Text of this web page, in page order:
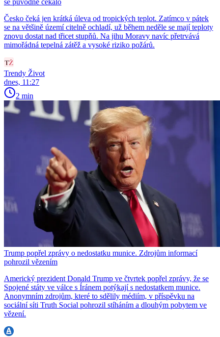
se původně čekalo
Česko čeká jen krátká úleva od tropických teplot. Zatímco v pátek
se na většině území citelně ochladí, už během neděle se mají teploty
znovu dostat nad třicet stupňů. Na jihu Moravy navíc přetrvává
mimořádná tepelná zátěž a vysoké riziko požárů.
Trendy Život
dnes, 11:27
2 min
Trump popřel zprávy o nedostatku munice. Zdrojům informací
pohrozil vězením
Americký prezident Donald Trump ve čtvrtek popřel zprávy, že se
Spojené státy ve válce s Íránem potýkají s nedostatkem munice.
Anonymním zdrojům, které to sdělily médiím, v příspěvku na
sociální síti Truth Social pohrozil stíháním a dlouhým pobytem ve
vězení.